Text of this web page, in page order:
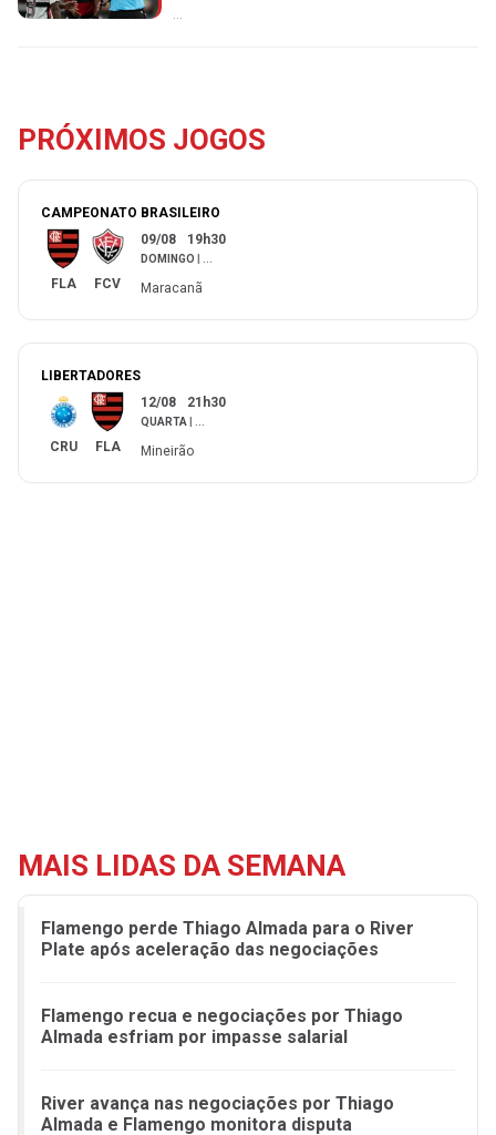
...
PRÓXIMOS JOGOS
CAMPEONATO BRASILEIRO
FLA FCV
09/08 19h30
DOMINGO ...
Maracanã
LIBERTADORES
CRU FLA
12/08 21h30
QUARTA ...
Mineirão
MAIS LIDAS DA SEMANA
Flamengo perde Thiago Almada para o River
Plate após aceleração das negociações
Flamengo recua e negociações por Thiago
Almada esfriam por impasse salarial
River avança nas negociações por Thiago
Almada e Flamengo monitora disputa